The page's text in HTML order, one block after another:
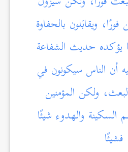
ويقابَلون بالحفاوة
يؤكده حديث الشفاعة
أن الناس سيكونون في
ولكن المؤمنين
السكينة والهدوء شيئًا
فشيئًا